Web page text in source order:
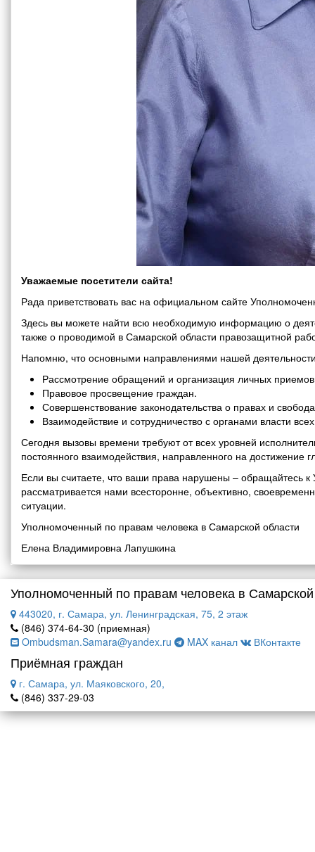
Уважаемые посетители сайта!
Рада приветствовать вас на официальном сайте
Здесь вы можете найти всю необходимую информацию о
также о проводимой в Самарской области правозащитной
Напомню, что основными направлениями нашей
Рассмотрение обращений и организация личных
Правовое просвещение граждан.
Совершенствование законодательства о правах и
Взаимодействие и сотрудничество с органами власти
Сегодня вызовы времени требуют от всех уровней
постоянного взаимодействия, направленного на
Если вы считаете, что ваши права нарушены – обращайтесь
рассматривается нами всесторонне, объективно,
ситуации.
Уполномоченный по правам человека в Самарской области
Елена Владимировна Лапушкина
Уполномоченный по правам человека в
443020, г. Самара, ул. Ленинградская, 75, 2 этаж
(846) 374-64-30 (приемная)
Ombudsman.Samara@yandex.ru
MAX канал ВКонтакте
Приёмная граждан
г. Самара, ул. Маяковского, 20,
(846) 337-29-03